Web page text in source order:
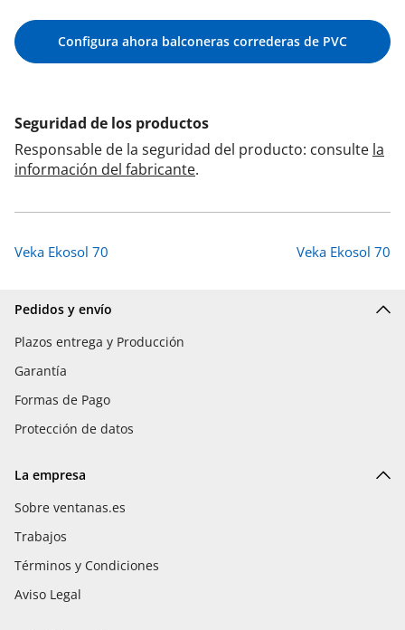
Configura ahora balconeras correderas de PVC
Seguridad de los productos
Responsable de la seguridad del producto: consulte la
información del fabricante.
Veka Ekosol 70 Veka Ekosol 70
Pedidos y envío
Plazos entrega y Producción
Garantía
Formas de Pago
Protección de datos
La empresa
Sobre ventanas.es
Trabajos
Términos y Condiciones
Aviso Legal